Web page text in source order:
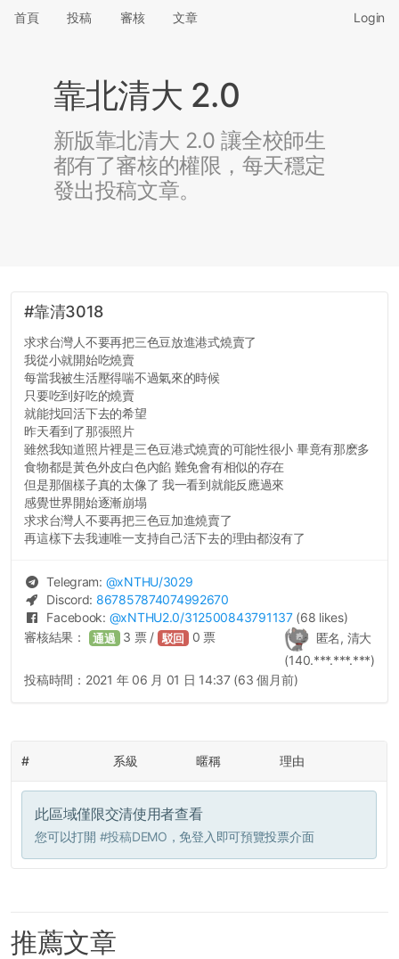
首頁 投稿 審核 文章 Login
靠北清大 2.0
新版靠北清大 2.0 讓全校師生
都有了審核的權限，每天穩定
發出投稿文章。
#靠清3018
求求台灣人不要再把三色豆放進港式燒賣了
我從小就開始吃燒賣
每當我被生活壓得喘不過氣來的時候
只要吃到好吃的燒賣
就能找回活下去的希望
昨天看到了那張照片
雖然我知道照片裡是三色豆港式燒賣的可能性很小 畢竟有那麽多
食物都是黃色外皮白色內餡 難免會有相似的存在
但是那個樣子真的太像了 我一看到就能反應過來
感覺世界開始逐漸崩塌
求求台灣人不要再把三色豆加進燒賣了
再這樣下去我連唯一支持自己活下去的理由都沒有了
Telegram: @xNTHU/3029
Discord: 867857874074992670
Facebook: @xNTHU2.0/312500843791137 (68 likes)
匿名, 清大
(140.***.***.***)
審核結果： 通過 3 票 / 駁回 0 票
投稿時間： 2021 年 06 月 01 日 14:37 (63 個月前)
# 系級 暱稱 理由
此區域僅限交清使用者查看
您可以打開 #投稿DEMO ，免登入即可預覽投票介面
推薦文章